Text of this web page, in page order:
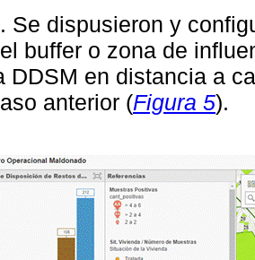
Se dispusieron y
buffer o zona de
DDSM en distancia a
anterior (Figura 5).